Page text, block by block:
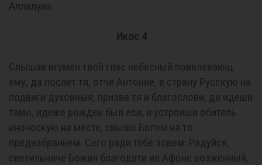
Аллилуиа.
Икос 4
Слышав игумен твой глас небесный повелевающ
ему, да послет тя, отче Антоние, в страну Русскую на
подвиги духовныя, призва тя и благослови, да идеши
тамо, идеже рожден был еси, и устроиши обитель
иноческую на месте, свыше Богом на то
предизбраннем. Сего ради тебе зовем: Радуйся,
светильниче Божия благодати иа Афоне возженный,